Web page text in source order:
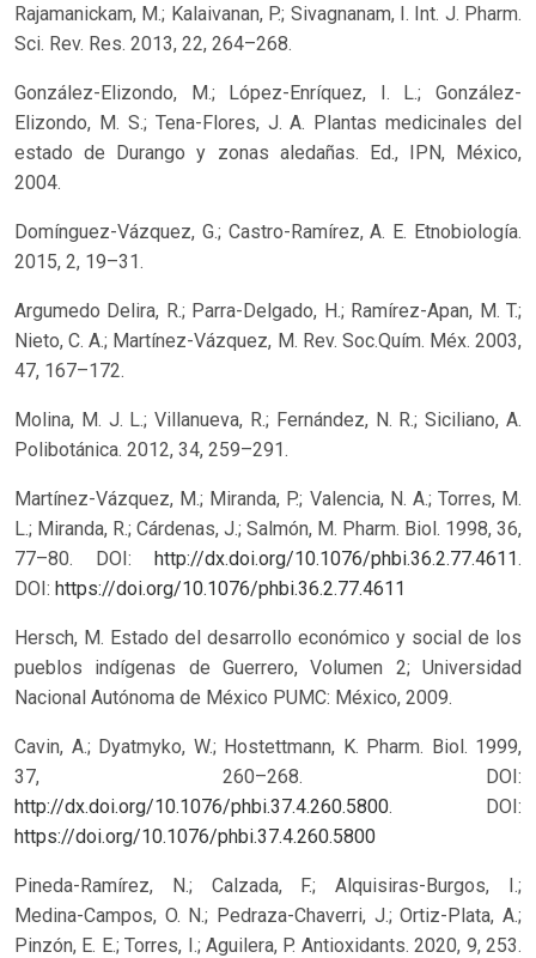
Rajamanickam, M.; Kalaivanan, P.; Sivagnanam, I. Int. J. Pharm.
Sci. Rev. Res. 2013, 22, 264–268.
González-Elizondo, M.; López-Enríquez, I. L.; González-
Elizondo, M. S.; Tena-Flores, J. A. Plantas medicinales del
estado de Durango y zonas aledañas. Ed., IPN, México,
2004.
Domínguez-Vázquez, G.; Castro-Ramírez, A. E. Etnobiología.
2015, 2, 19–31.
Argumedo Delira, R.; Parra-Delgado, H.; Ramírez-Apan, M. T.;
Nieto, C. A.; Martínez-Vázquez, M. Rev. Soc.Quím. Méx. 2003,
47, 167–172.
Molina, M. J. L.; Villanueva, R.; Fernández, N. R.; Siciliano, A.
Polibotánica. 2012, 34, 259–291.
Martínez-Vázquez, M.; Miranda, P.; Valencia, N. A.; Torres, M.
L.; Miranda, R.; Cárdenas, J.; Salmón, M. Pharm. Biol. 1998, 36,
77–80. DOI: http://dx.doi.org/10.1076/phbi.36.2.77.4611.
DOI: https://doi.org/10.1076/phbi.36.2.77.4611
Hersch, M. Estado del desarrollo económico y social de los
pueblos indígenas de Guerrero, Volumen 2; Universidad
Nacional Autónoma de México PUMC: México, 2009.
Cavin, A.; Dyatmyko, W.; Hostettmann, K. Pharm. Biol. 1999,
37, 260–268. DOI:
http://dx.doi.org/10.1076/phbi.37.4.260.5800. DOI:
https://doi.org/10.1076/phbi.37.4.260.5800
Pineda-Ramírez, N.; Calzada, F.; Alquisiras-Burgos, I.;
Medina-Campos, O. N.; Pedraza-Chaverri, J.; Ortiz-Plata, A.;
Pinzón, E. E.; Torres, I.; Aguilera, P. Antioxidants. 2020, 9, 253.